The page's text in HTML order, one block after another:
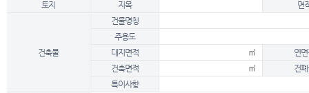
토지 지목 면
건축물
건물명칭
주용도
대지면적
㎡
연
건축면적
㎡
건
특이사항